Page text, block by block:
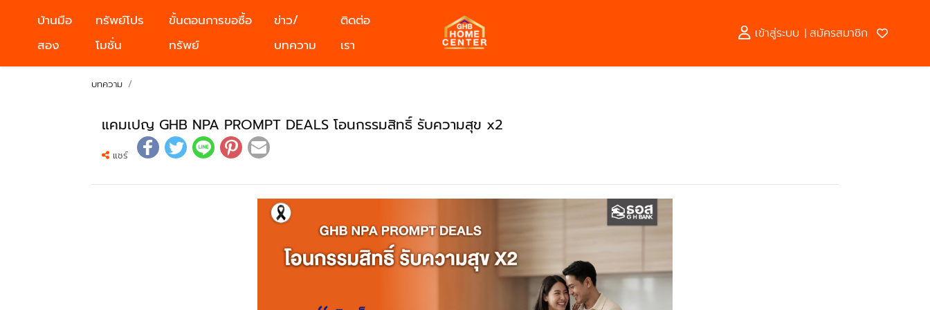
บ้านมือ
สอง
ทรัพย์โปร
โมชั่น
ขั้นตอนการขอซื้อ
ทรัพย์
ข่าว/
บทความ
ติดต่อ
เรา
เข้าสู่ระบบ | สมัครสมาชิก
บทความ
แคมเปญ GHB NPA PROMPT DEALS โอนกรรมสิทธิ์ รับความสุข x2
แชร์